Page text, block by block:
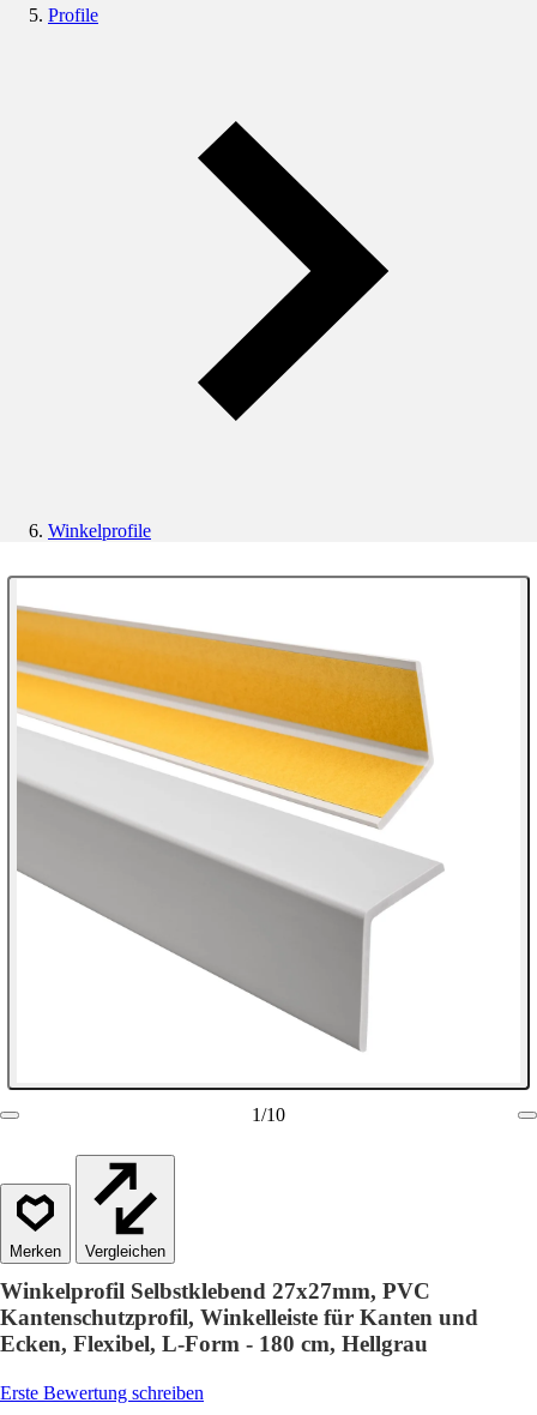
Profile
Winkelprofile
1/10
Vergleichen
Winkelprofil Selbstklebend 27x27mm, PVC
Kantenschutzprofil, Winkelleiste für Kanten und
Ecken, Flexibel, L-Form - 180 cm, Hellgrau
Erste Bewertung schreiben